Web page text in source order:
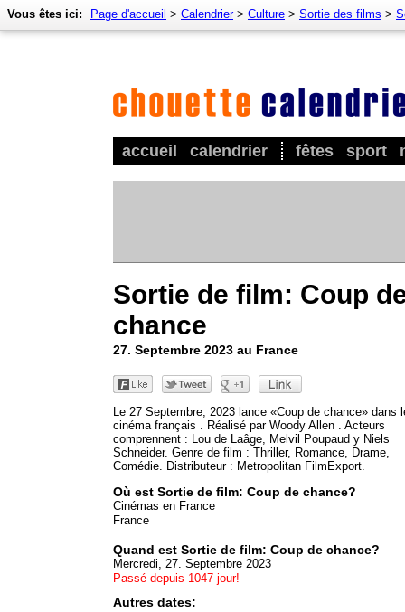
accueil calendrier fêtes sport
Vous êtes ici: Page d'accueil > Calendrier> Culture > Sortie des films >
Sortie de film: Coup
chance
27. Septembre 2023 au France
Le 27 Septembre, 2023 lance «Coup de chance» dans
cinéma français . Réalisé par Woody Allen . Acteurs
comprennent : Lou de Laâge, Melvil Poupaud y Niels
Schneider. Genre de film : Thriller, Romance, Drame,
Comédie. Distributeur : Metropolitan FilmExport.
Où est Sortie de film: Coup de chance?
Cinémas en France
France
Quand est Sortie de film: Coup de chance?
Mercredi, 27. Septembre 2023
Passé depuis 1047 jour!
Autres dates: